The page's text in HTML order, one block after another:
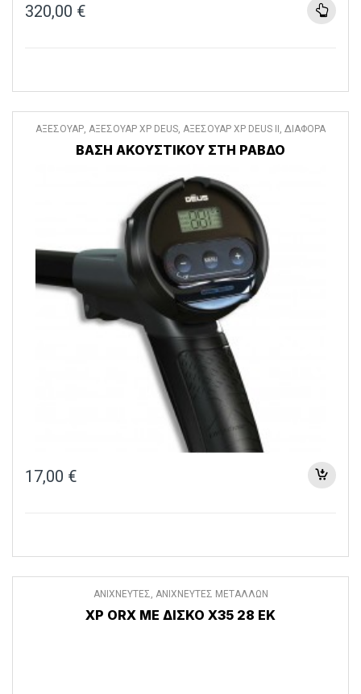
320,00 €
ΑΞΕΣΟΥΑΡ, ΑΞΕΣΟΥΑΡ XP DEUS, ΑΞΕΣΟΥΑΡ XP DEUS II , ΔΙΑΦΟΡΑ
ΒΑΣΗ ΑΚΟΥΣΤΙΚΟΥ ΣΤΗ ΡΑΒΔΟ
17,00 €
ΑΝΙΧΝΕΥΤΕΣ, ΑΝΙΧΝΕΥΤΕΣ ΜΕΤΑΛΛΩΝ
XP ORX ΜΕ ΔΊΣΚΟ Χ35 28 ΕΚ